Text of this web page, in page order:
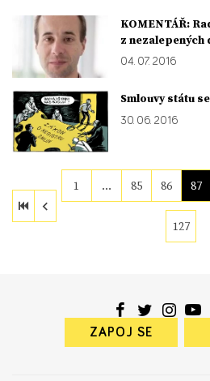
KOMENTÁŘ:
z nezalepených
04. 07. 2016
Smlouvy státu
30. 06. 2016
1 … 85 86 87
127
ZAPOJ SE